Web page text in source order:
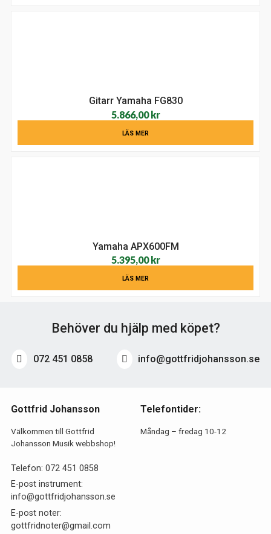
Gitarr Yamaha FG830
5.866,00kr
LÄS MER
Yamaha APX600FM
5.395,00 kr
LÄS MER
Behöver du hjälp med köpet?
072 451 0858 info@gottfridjohansson.se
Gottfrid Johansson
Välkommen till Gottfrid
Johansson Musik webbshop!
Telefon: 072 451 0858
E-post instrument:
info@gottfridjohansson.se
E-post noter:
gottfridnoter@gmail.com
Telefontider:
Måndag – fredag 10-12